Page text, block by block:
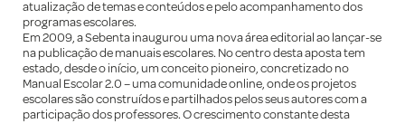
atualização de temas e conteúdos e pelo acompanhamento dos
programas escolares.
Em 2009, a Sebenta inaugurou uma nova área editorial ao lançar-se
na publicação de manuais escolares. No centro desta aposta tem
estado, desde o início, um conceito pioneiro, concretizado no
Manual Escolar 2.0 – uma comunidade online, onde os projetos
escolares são construídos e partilhados pelos seus autores com a
participação dos professores. O crescimento constante desta